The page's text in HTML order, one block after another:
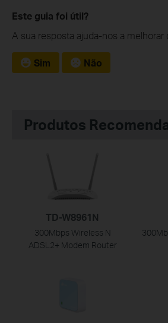
Este guia foi útil?
A sua resposta ajuda-nos a melhorar
Sim Não
Produtos
TD-W8961N
300Mbps Wireless N
ADSL2+ Modem Router